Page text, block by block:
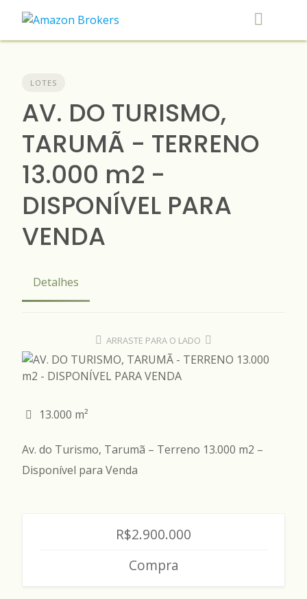
content
LOTES
AV. DO TURISMO,
TARUMÃ - TERRENO
13.000 m2 -
DISPONÍVEL PARA
VENDA
Detalhes
ARRASTE PARA O LADO
13.000 m²
Av. do Turismo, Tarumã – Terreno 13.000 m2 –
Disponível para Venda
R$2.900.000
Compra